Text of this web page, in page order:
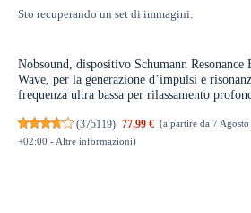
Sto recuperando un set di immagini.
Nobsound, dispositivo Schumann Resonance
Wave, per la generazione d’impulsi e
frequenza ultra bassa per rilassamento
(375119) 77,99 € (a partire da 7
+02:00 - Altre informazioni)